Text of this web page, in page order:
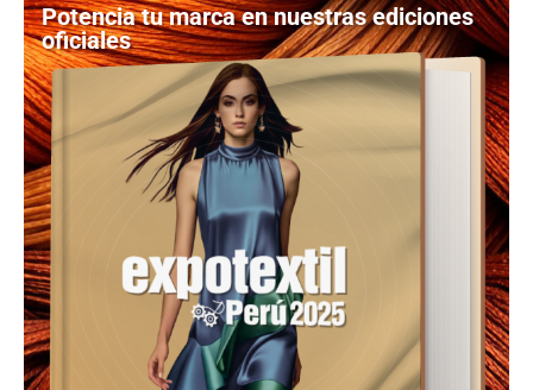
Potencia tu marca en nuestras ediciones
oficiales